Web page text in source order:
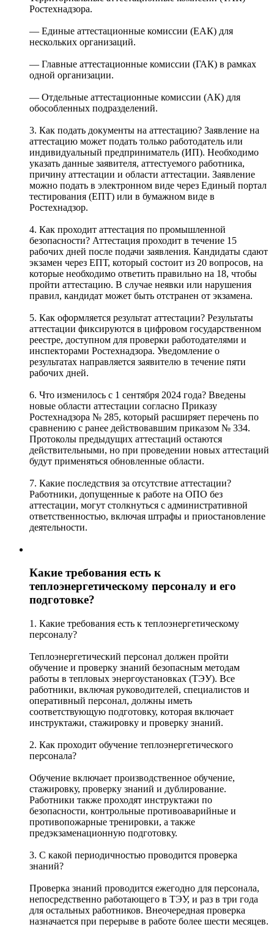
Ростехнадзора.
— Единые аттестационные комиссии (ЕАК) для
нескольких организаций.
— Главные аттестационные комиссии (ГАК) в рамках
одной организации.
— Отдельные аттестационные комиссии (АК) для
обособленных подразделений.
3. Как подать документы на аттестацию? Заявление на
аттестацию может подать только работодатель или
индивидуальный предприниматель (ИП). Необходимо
указать данные заявителя, аттестуемого работника,
причину аттестации и области аттестации. Заявление
можно подать в электронном виде через Единый портал
тестирования (ЕПТ) или в бумажном виде в
Ростехнадзор.
4. Как проходит аттестация по промышленной
безопасности? Аттестация проходит в течение 15
рабочих дней после подачи заявления. Кандидаты сдают
экзамен через ЕПТ, который состоит из 20 вопросов, на
которые необходимо ответить правильно на 18, чтобы
пройти аттестацию. В случае неявки или нарушения
правил, кандидат может быть отстранен от экзамена.
5. Как оформляется результат аттестации? Результаты
аттестации фиксируются в цифровом государственном
реестре, доступном для проверки работодателями и
инспекторами Ростехнадзора. Уведомление о
результатах направляется заявителю в течение пяти
рабочих дней.
6. Что изменилось с 1 сентября 2024 года? Введены
новые области аттестации согласно Приказу
Ростехнадзора № 285, который расширяет перечень по
сравнению с ранее действовавшим приказом № 334.
Протоколы предыдущих аттестаций остаются
действительными, но при проведении новых аттестаций
будут применяться обновленные области.
7. Какие последствия за отсутствие аттестации?
Работники, допущенные к работе на ОПО без
аттестации, могут столкнуться с административной
ответственностью, включая штрафы и приостановление
деятельности.
Какие требования есть к
теплоэнергетическому персоналу и его
подготовке?
1. Какие требования есть к теплоэнергетическому
персоналу?
Теплоэнергетический персонал должен пройти
обучение и проверку знаний безопасным методам
работы в тепловых энергоустановках (ТЭУ). Все
работники, включая руководителей, специалистов и
оперативный персонал, должны иметь
соответствующую подготовку, которая включает
инструктажи, стажировку и проверку знаний.
2. Как проходит обучение теплоэнергетического
персонала?
Обучение включает производственное обучение,
стажировку, проверку знаний и дублирование.
Работники также проходят инструктажи по
безопасности, контрольные противоаварийные и
противопожарные тренировки, а также
предэкзаменационную подготовку.
3. С какой периодичностью проводится проверка
знаний?
Проверка знаний проводится ежегодно для персонала,
непосредственно работающего в ТЭУ, и раз в три года
для остальных работников. Внеочередная проверка
назначается при перерыве в работе более шести месяцев.